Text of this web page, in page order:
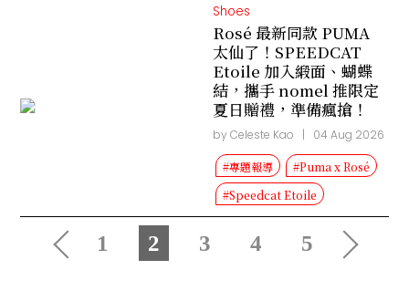
Shoes
Rosé 最新同款 PUMA
太仙了！SPEEDCAT
Etoile 加入緞面、蝴蝶
結，攜手 nomel 推限定
夏日贈禮，準備瘋搶！
by Celeste Kao | 04 Aug 2026
#專題報導
#Puma x Rosé
#Speedcat Etoile
1 2 3 4 5